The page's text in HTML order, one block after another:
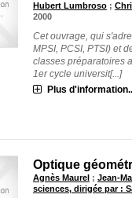
Hubert Lumbroso ;
2000
Cet ouvrage, qui
MPSI, PCSI, PTSI) et
classes préparatoires
1er cycle universit[...]
Plus
Optique
Agnès Maurel ;Jean-
sciences, dirigée par :